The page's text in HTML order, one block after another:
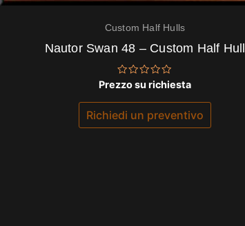
Custom Half Hulls
Nautor Swan 48 – Custom Half Hull
Valutato
su
5
Prezzo su richiesta
Richiedi un preventivo